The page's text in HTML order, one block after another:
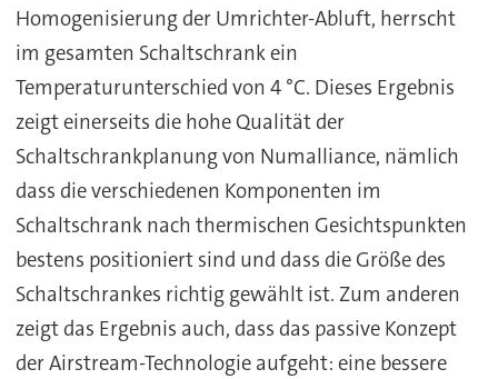
Homogenisierung der Umrichter-Abluft, herrscht
im gesamten Schaltschrank ein
Temperaturunterschied von 4 °C. Dieses Ergebnis
zeigt einerseits die hohe Qualität der
Schaltschrankplanung von Numalliance, nämlich
dass die verschiedenen Komponenten im
Schaltschrank nach thermischen Gesichtspunkten
bestens positioniert sind und dass die Größe des
Schaltschrankes richtig gewählt ist. Zum anderen
zeigt das Ergebnis auch, dass das passive Konzept
der Airstream-Technologie aufgeht: eine bessere